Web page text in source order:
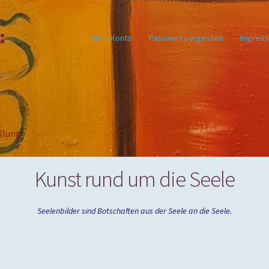
Mein Konto Passwort vergessen
Kunst rund um die Seele
Seelenbilder sind Botschaften aus der Seele an die Seele.